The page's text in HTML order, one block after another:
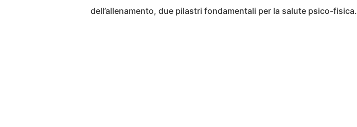
dell’allenamento, due pilastri fondamentali per la salute psico-fisica.